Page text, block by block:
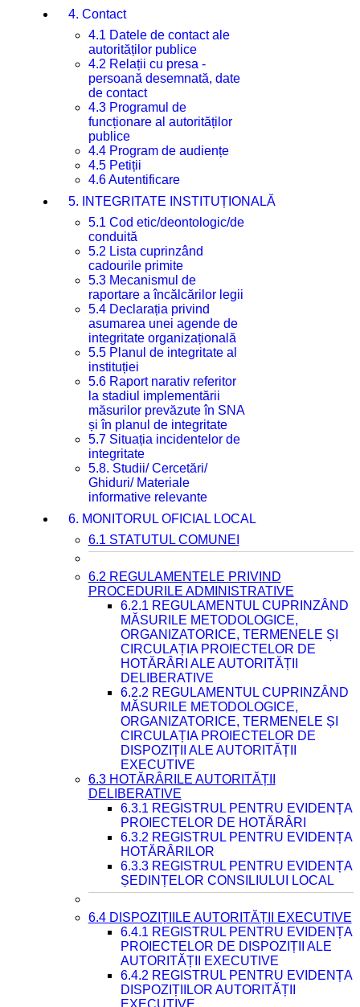
4. Contact
4.1 Datele de contact ale
autorităților publice
4.2 Relații cu presa -
persoană desemnată, date
de contact
4.3 Programul de
funcționare al autorităților
publice
4.4 Program de audiențe
4.5 Petiții
4.6 Autentificare
5. INTEGRITATE INSTITUȚIONALĂ
5.1 Cod etic/deontologic/de
conduită
5.2 Lista cuprinzând
cadourile primite
5.3 Mecanismul de
raportare a încălcărilor legii
5.4 Declarația privind
asumarea unei agende de
integritate organizațională
5.5 Planul de integritate al
instituției
5.6 Raport narativ referitor
la stadiul implementării
măsurilor prevăzute în SNA
și în planul de integritate
5.7 Situația incidentelor de
integritate
5.8. Studii/ Cercetări/
Ghiduri/ Materiale
informative relevante
6. MONITORUL OFICIAL LOCAL
6.1 STATUTUL COMUNEI
6.2 REGULAMENTELE PRIVIND
PROCEDURILE ADMINISTRATIVE
6.2.1 REGULAMENTUL CUPRINZÂND
MĂSURILE METODOLOGICE,
ORGANIZATORICE, TERMENELE ȘI
CIRCULAȚIA PROIECTELOR DE
HOTĂRÂRI ALE AUTORITĂȚII
DELIBERATIVE
6.2.2 REGULAMENTUL CUPRINZÂND
MĂSURILE METODOLOGICE,
ORGANIZATORICE, TERMENELE ȘI
CIRCULAȚIA PROIECTELOR DE
DISPOZIȚII ALE AUTORITĂȚII
EXECUTIVE
6.3 HOTĂRÂRILE AUTORITĂȚII
DELIBERATIVE
6.3.1 REGISTRUL PENTRU EVIDENȚA
PROIECTELOR DE HOTĂRÂRI
6.3.2 REGISTRUL PENTRU EVIDENȚA
HOTĂRÂRILOR
6.3.3 REGISTRUL PENTRU EVIDENȚA
ȘEDINȚELOR CONSILIULUI LOCAL
6.4 DISPOZIȚIILE AUTORITĂȚII EXECUTIVE
6.4.1 REGISTRUL PENTRU EVIDENȚA
PROIECTELOR DE DISPOZIȚII ALE
AUTORITĂȚII EXECUTIVE
6.4.2 REGISTRUL PENTRU EVIDENȚA
DISPOZIȚIILOR AUTORITĂȚII
EXECUTIVE